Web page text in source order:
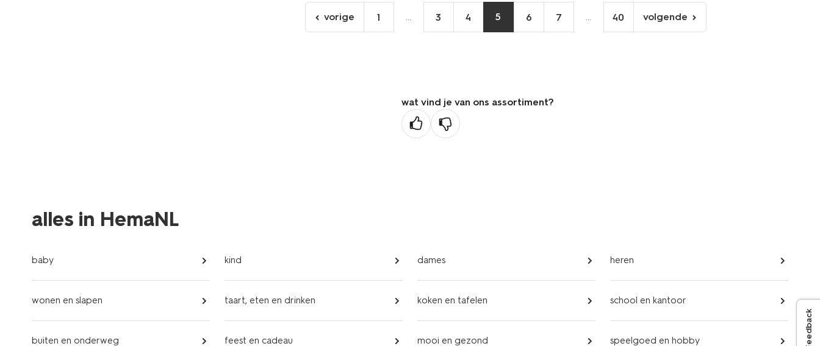
ga
naar
vorige 1 ... 3 4 5 6 7 ... 40
volgende
pagina
volgende
wat vind je van ons assortiment?
Feedback
alles in HemaNL
baby kind dames heren
wonen en slapen taart, eten en drinken koken en tafelen school en kantoor
buiten en onderweg feest en cadeau mooi en gezond speelgoed en hobby